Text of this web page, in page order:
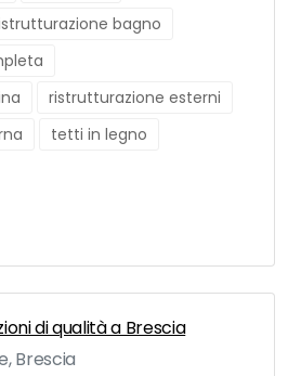
bagno
ristrutturazione esterni
tetti in legno
di qualità a Brescia
Brescia